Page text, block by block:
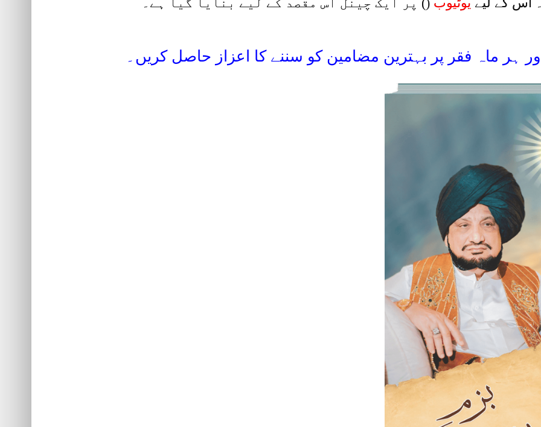
ہر ماہ فقر پر بہترین مضامین کو سننے کا اعزاز حاصل کریں۔